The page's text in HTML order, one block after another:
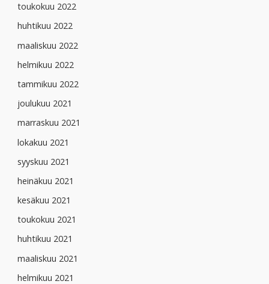
toukokuu 2022
huhtikuu 2022
maaliskuu 2022
helmikuu 2022
tammikuu 2022
joulukuu 2021
marraskuu 2021
lokakuu 2021
syyskuu 2021
heinäkuu 2021
kesäkuu 2021
toukokuu 2021
huhtikuu 2021
maaliskuu 2021
helmikuu 2021